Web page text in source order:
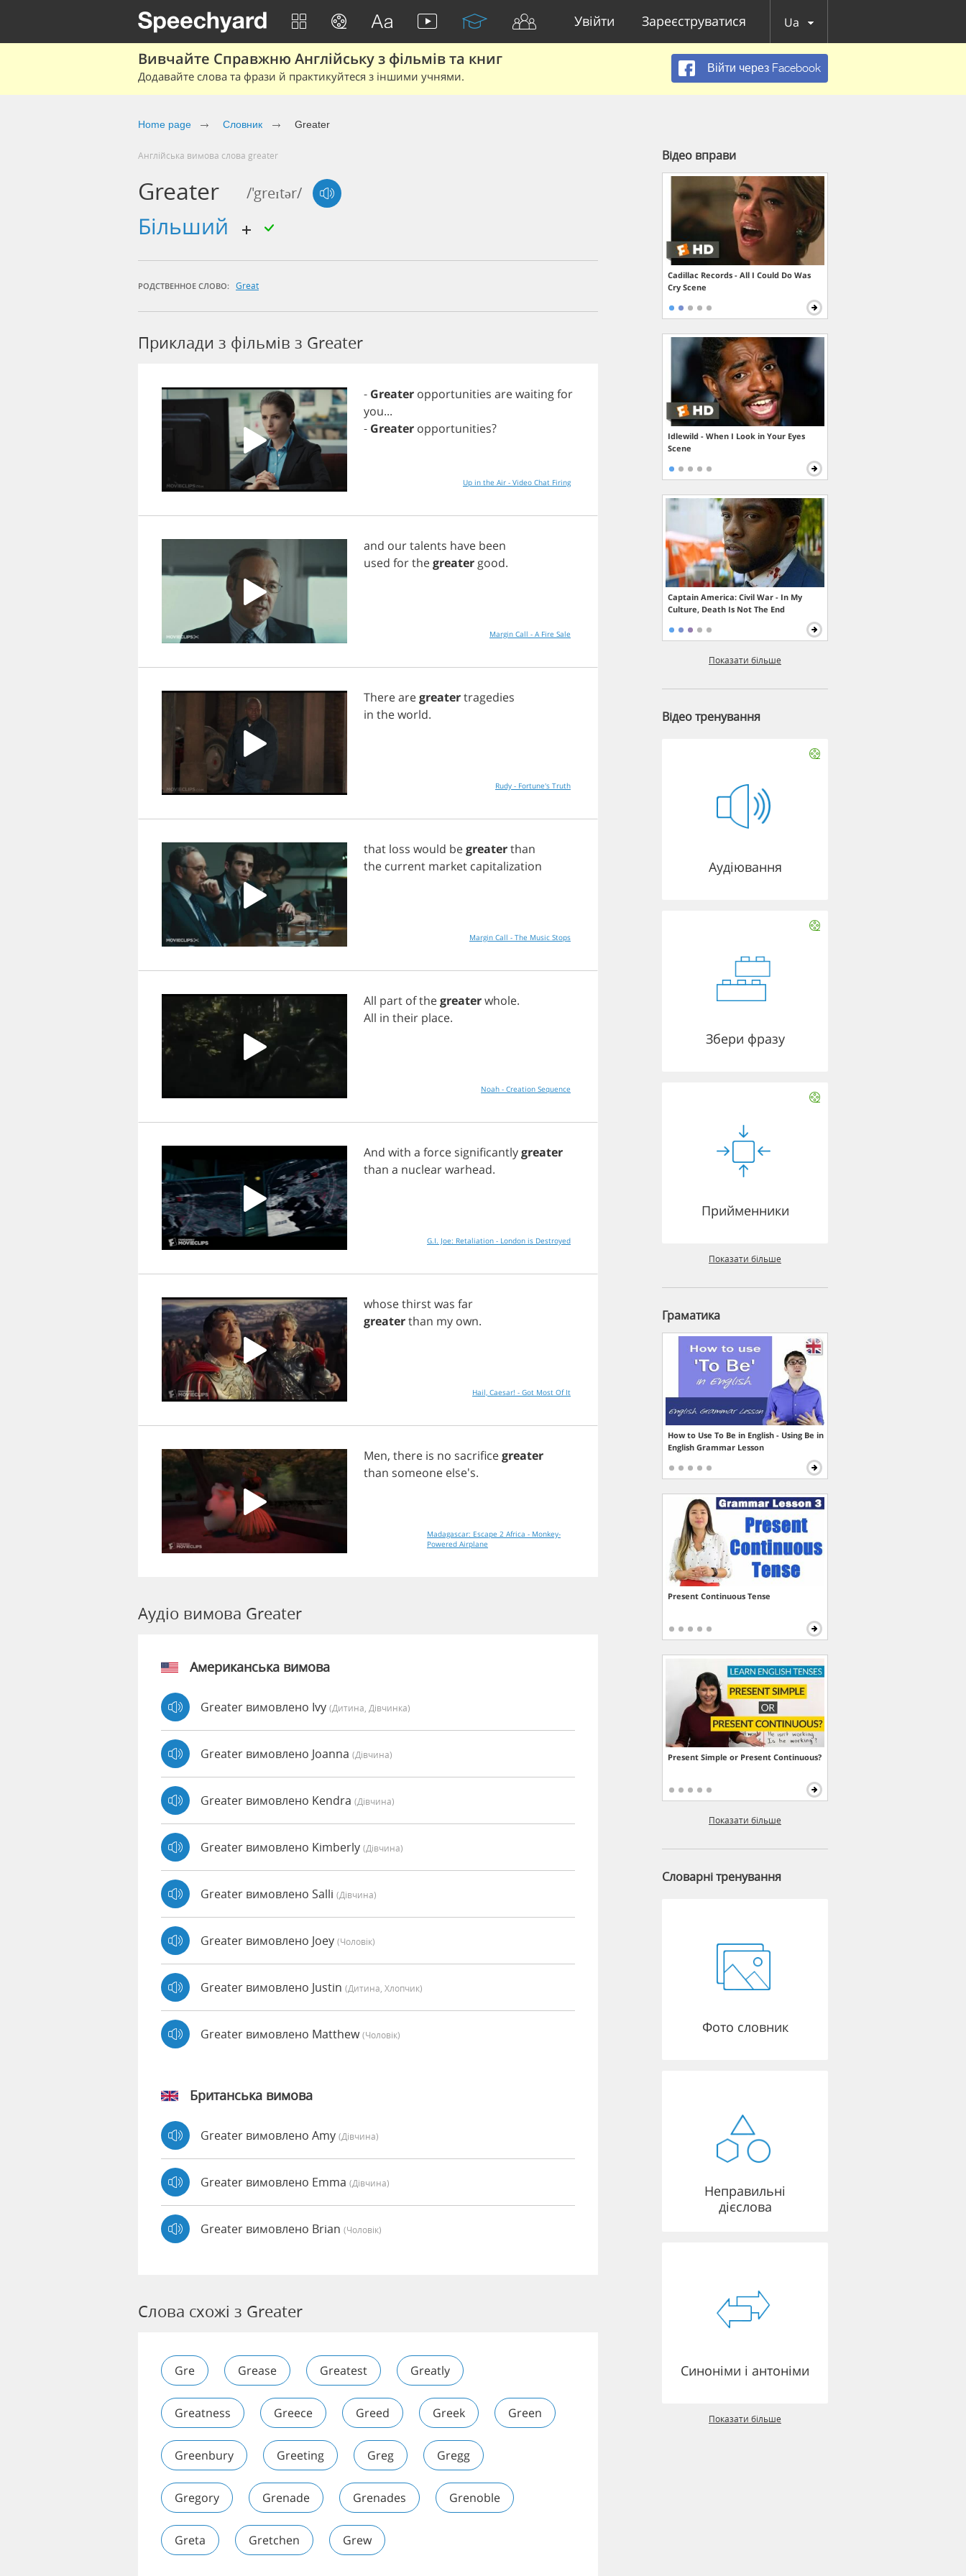
Увійти Зареєструватися Ua
Вивчайте Справжню Англійську з фільмів та книг
Додавайте слова та фрази й практикуйтеся з іншими учнями.
Війти через Facebook
Home page Cловник Greater
Англійська вимова слова greater
Greater /'greɪtər/
більший
РОДСТВЕННОЕ СЛОВО: Great
Приклади з фільмів з Greater
- Greater opportunities arewaitingfor
you...
- Greater opportunities?
Up in the Air - Video Chat Firing
and ourtalents have been
used forthegreater good.
Margin Call - A Fire Sale
Therearegreatertragedies
in theworld.
Rudy - Fortune's Truth
that loss would begreaterthan
the current market capitalization
Margin Call - The Music Stops
All part ofthegreaterwhole.
All in their place.
Noah - Creation Sequence
And with a force significantlygreater
than a nuclearwarhead.
G.I. Joe: Retaliation - London is Destroyed
whosethirstwas far
greaterthan my own.
Hail, Caesar! - Got Most Of It
Men, there is no sacrificegreater
than someone else's.
Madagascar: Escape 2 Africa - Monkey-
Powered Airplane
Аудіо вимова Greater
Американська вимова
Greater вимовлено Ivy (дитина, Дівчинка)
Greater вимовлено Joanna (дівчина)
Greater вимовлено Kendra (дівчина)
Greater вимовлено Kimberly (дівчина)
Greater вимовлено Salli (дівчина)
Greater вимовлено Joey (чоловік)
Greater вимовлено Justin (дитина, Хлопчик)
Greater вимовлено Matthew(чоловік)
Британська вимова
Greater вимовлено Amy (дівчина)
Greater вимовлено Emma (дівчина)
Greater вимовлено Brian (чоловік)
Слова схожі з Greater
Gre Grease Greatest Greatly
Greatness Greece Greed Greek Green
Greenbury Greeting Greg Gregg
Gregory Grenade Grenades Grenoble
Greta Gretchen Grew
Відео вправи
Cadillac Records - All I Could Do Was
Cry Scene
Idlewild - When I Look in Your Eyes
Scene
Captain America: Civil War - In My
Culture, Death Is Not The End
Показати більше
Відео тренування
Аудіювання
Збери фразу
Прийменники
Показати більше
Граматика
How to Use To Be in English - Using Be in
English Grammar Lesson
Present Continuous Tense
Present Simple or Present Continuous?
Показати більше
Словарні тренування
Фото словник
Неправильні
дієслова
Синоніми і антоніми
Показати більше